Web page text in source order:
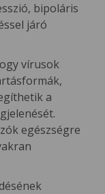
bipoláris
járó
vírusok
a
egészségre